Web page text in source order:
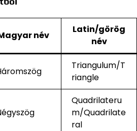
név
Latin/görög
név
Triangulum/T
riangle
Quadrilateru
m/Quadrilate
ral